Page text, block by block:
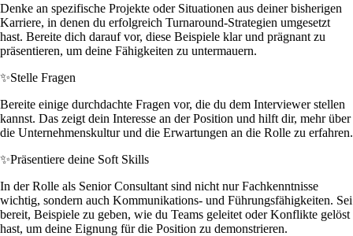
Denke an spezifische Projekte oder Situationen aus deiner bisherigen
Karriere, in denen du erfolgreich Turnaround-Strategien umgesetzt
hast. Bereite dich darauf vor, diese Beispiele klar und prägnant zu
präsentieren, um deine Fähigkeiten zu untermauern.
✨Stelle Fragen
Bereite einige durchdachte Fragen vor, die du dem Interviewer stellen
kannst. Das zeigt dein Interesse an der Position und hilft dir, mehr über
die Unternehmenskultur und die Erwartungen an die Rolle zu erfahren.
✨Präsentiere deine Soft Skills
In der Rolle als Senior Consultant sind nicht nur Fachkenntnisse
wichtig, sondern auch Kommunikations- und Führungsfähigkeiten. Sei
bereit, Beispiele zu geben, wie du Teams geleitet oder Konflikte gelöst
hast, um deine Eignung für die Position zu demonstrieren.